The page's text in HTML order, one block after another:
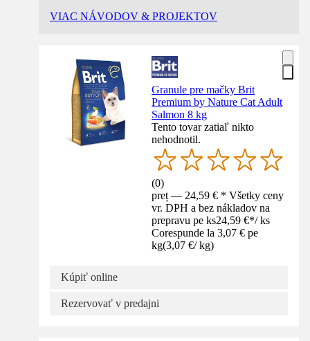
VIAC NÁVODOV & PROJEKTOV
Granule pre mačky Brit
Premium by Nature Cat Adult
Salmon 8 kg
Tento tovar zatiaľ nikto
nehodnotil.
(0)
preț — 24,59 € * Všetky ceny
vr. DPH a bez nákladov na
prepravu pe ks24,59 €*/ ks
Corespunde la 3,07 € pe
kg(3,07 €/ kg)
Kúpiť online
Rezervovať v predajni